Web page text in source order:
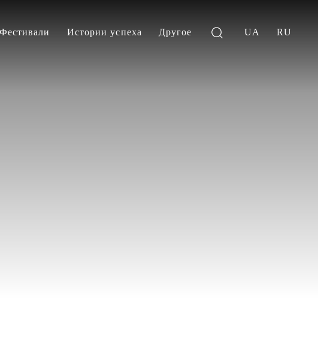
Фестивали Истории успеха Другое UA RU